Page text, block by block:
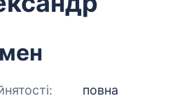
повна